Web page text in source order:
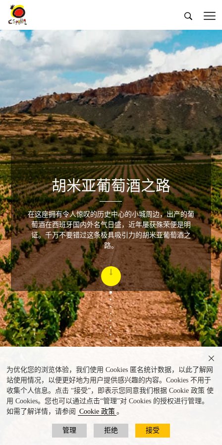
 
为优化您的浏览体验，我们使用 Cookies 匿名统计数据，以此了解网
站使用情况，以便更好地为用户提供感兴趣的内容。Cookies 不用于
收集个人信息。点击 “接受”，即表示您同意我们根据 Cookie 政策 使
用 Cookies。您也可以通过点击“管理”对 Cookies 的授权进行管理。
如需了解详情，请参阅
Cookie 政策 。
管理 拒绝 接受

胡米亚葡萄酒之路
在这座拥有令人惊叹的历史中心的小城周边，出产的葡
萄酒在西班牙国内外名气日盛，近年屡获殊荣便是明
证。千万不要错过这条极具吸引力的胡米亚葡萄酒之
路。